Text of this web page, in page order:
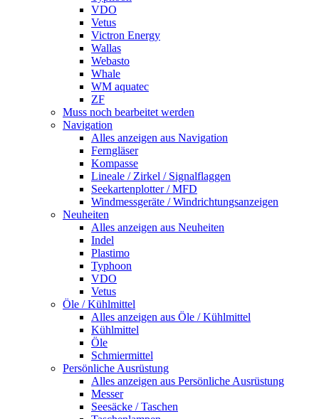
VDO
Vetus
Victron Energy
Wallas
Webasto
Whale
WM aquatec
ZF
Muss noch bearbeitet werden
Navigation
Alles anzeigen aus Navigation
Ferngläser
Kompasse
Lineale / Zirkel / Signalflaggen
Seekartenplotter / MFD
Windmessgeräte / Windrichtungsanzeigen
Neuheiten
Alles anzeigen aus Neuheiten
Indel
Plastimo
Typhoon
VDO
Vetus
Öle / Kühlmittel
Alles anzeigen aus Öle / Kühlmittel
Kühlmittel
Öle
Schmiermittel
Persönliche Ausrüstung
Alles anzeigen aus Persönliche Ausrüstung
Messer
Seesäcke / Taschen